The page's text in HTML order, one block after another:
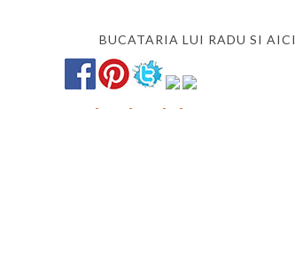
BUCATARIA LUI RADU SI AICI